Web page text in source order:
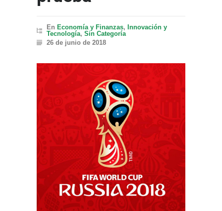
En Economía y Finanzas, Innovación y
Tecnología, Sin Categoría
26 de junio de 2018